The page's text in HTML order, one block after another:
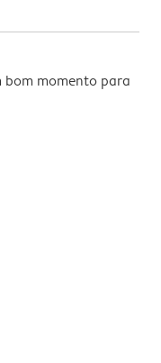
bom momento para